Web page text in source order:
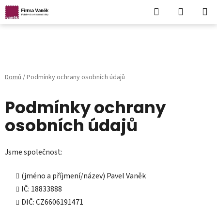
Hledat
KOŠÍK
Domů/Podmínky ochrany osobních údajů
Podmínky ochrany
osobních údajů
Jsme společnost:
(jméno a příjmení/název) Pavel Vaněk
IČ: 18833888
DIČ: CZ6606191471